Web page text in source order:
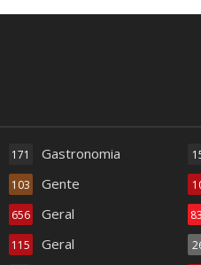
Gastronomia
171
Gente
103
Geral
656
Geral
115